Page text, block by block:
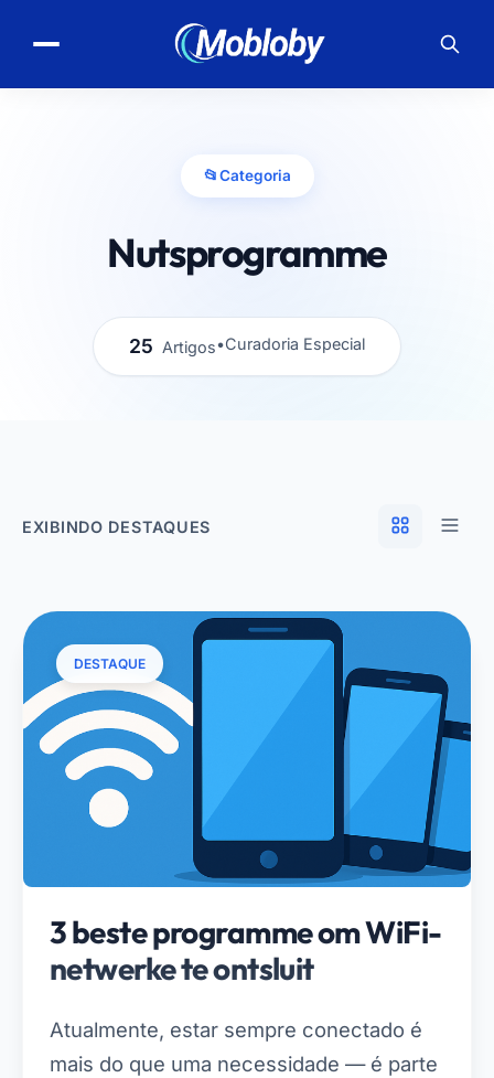
📂Categoria
Nutsprogramme
25 Artigos•Curadoria Especial
EXIBINDO DESTAQUES
DESTAQUE
3 beste programme om WiFi-
netwerke te ontsluit
Atualmente, estar sempre conectado é
mais do que uma necessidade — é parte